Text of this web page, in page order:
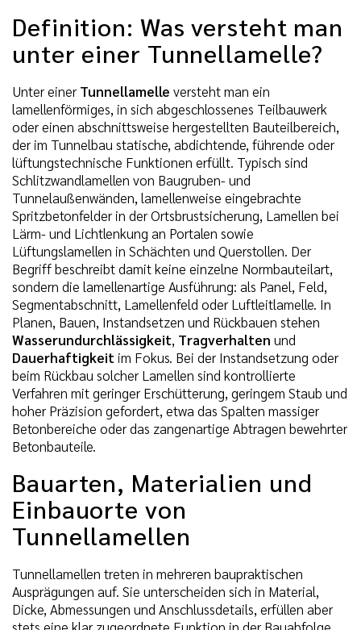
Definition: Was versteht man
unter einer Tunnellamelle?
Unter einer Tunnellamelle versteht man ein
lamellenförmiges, in sich abgeschlossenes Teilbauwerk
oder einen abschnittsweise hergestellten Bauteilbereich,
der im Tunnelbau statische, abdichtende, führende oder
lüftungstechnische Funktionen erfüllt. Typisch sind
Schlitzwandlamellen von Baugruben- und
Tunnelaußenwänden, lamellenweise eingebrachte
Spritzbetonfelder in der Ortsbrustsicherung, Lamellen bei
Lärm- und Lichtlenkung an Portalen sowie
Lüftungslamellen in Schächten und Querstollen. Der
Begriff beschreibt damit keine einzelne Normbauteilart,
sondern die lamellenartige Ausführung: als Panel, Feld,
Segmentabschnitt, Lamellenfeld oder Luftleitlamelle. In
Planen, Bauen, Instandsetzen und Rückbauen stehen
Wasserundurchlässigkeit, Tragverhalten und
Dauerhaftigkeit im Fokus. Bei der Instandsetzung oder
beim Rückbau solcher Lamellen sind kontrollierte
Verfahren mit geringer Erschütterung, geringem Staub und
hoher Präzision gefordert, etwa das Spalten massiger
Betonbereiche oder das zangenartige Abtragen bewehrter
Betonbauteile.
Bauarten, Materialien und
Einbauorte von
Tunnellamellen
Tunnellamellen treten in mehreren baupraktischen
Ausprägungen auf. Sie unterscheiden sich in Material,
Dicke, Abmessungen und Anschlussdetails, erfüllen aber
stets eine klar zugeordnete Funktion in der Bauabfolge